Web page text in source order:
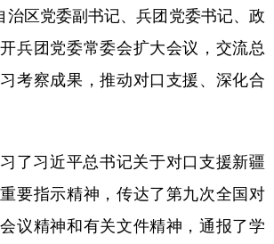
河南 湖北 湖南
广西 海南 重庆
贵州 云南 西藏
内蒙古 黑龙江
区党委副书记、兵团党委书记、政
兵团党委常委会扩大会议，交流总
考察成果，推动对口支援、深化合
习近平总书记关于对口支援新疆
要指示精神，传达了第九次全国对
议精神和有关文件精神，通报了学